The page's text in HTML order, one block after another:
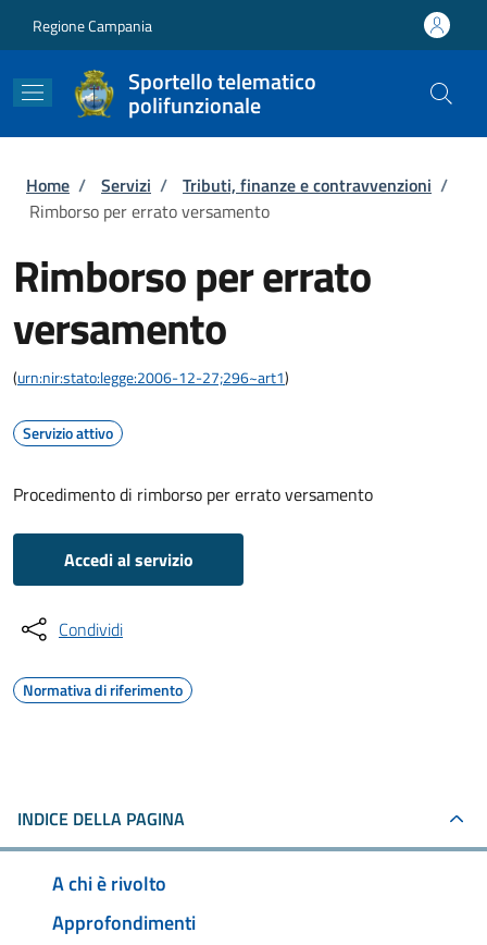
Regione Campania
Sportello telematico
polifunzionale
Briciole di pane
Home / Servizi / Tributi, finanze e contravvenzioni /
Rimborso per errato versamento
Rimborso per errato
versamento
(urn:nir:stato:legge:2006-12-27;296~art1)
Servizio attivo
Procedimento di rimborso per errato versamento
Accedi al servizio
Condividi
Normativa di riferimento
INDICE DELLA PAGINA
A chi è rivolto
Approfondimenti